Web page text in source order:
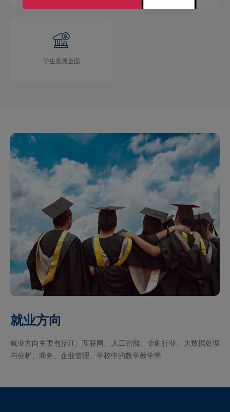
学生发展全面
就业方向
就业方向主要包括IT、互联网、人工智能、金融行业、大数据处理
与分析、商务、企业管理、学校中的数学教学等